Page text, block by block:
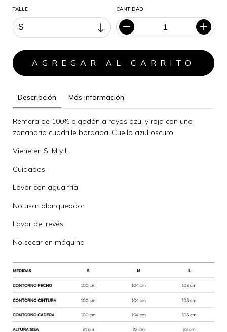
TALLE CANTIDAD
Descripción Más información
Remera de 100% algodón a rayas azul y roja con una
zanahoria cuadrille bordada. Cuello azul oscuro.
Viene en S, M y L.
Cuidados:
Lavar con agua fría
No usar blanqueador
Lavar del revés
No secar en máquina